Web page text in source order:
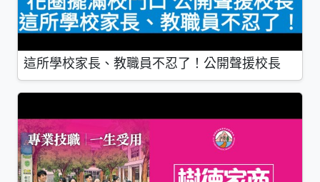
這所學校家長、教職員不忍了！公開聲援校長